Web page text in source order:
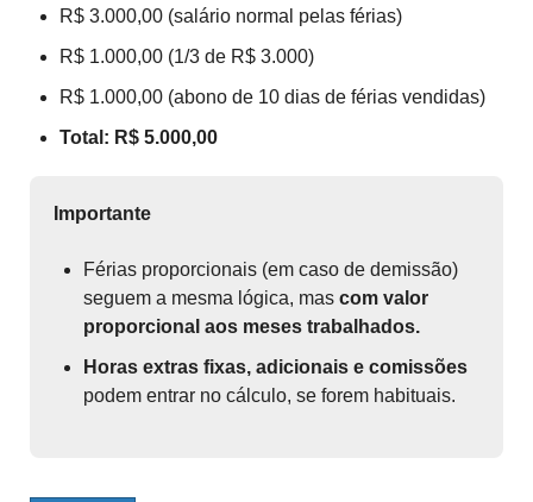
R$ 3.000,00 (salário normal pelas férias)
R$ 1.000,00 (1/3 de R$ 3.000)
R$ 1.000,00 (abono de 10 dias de férias vendidas)
Total: R$ 5.000,00
Importante
Férias proporcionais (em caso de demissão)
seguem a mesma lógica, mas com valor
proporcional aos meses trabalhados.
Horas extras fixas, adicionais e comissões
podem entrar no cálculo, se forem habituais.